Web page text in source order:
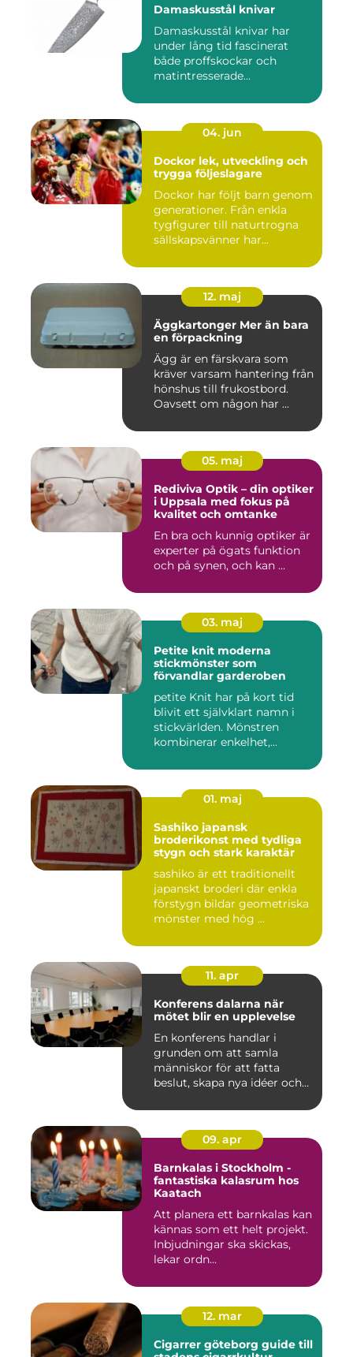
Damaskusstål knivar
Damaskusstål knivar har
under lång tid fascinerat
både proffskockar och
matintresserade
04. jun
Dockor lek, utveckling och
trygga följeslagare
Dockor har följt barn genom
generationer. Från enkla
tygfigurer till naturtrogna
sällskapsvänner har...
12. maj
Äggkartonger Mer än bara
en förpackning
Ägg är en färskvara som
kräver varsam hantering från
hönshus till frukostbord.
Oavsett om någon har ...
05. maj
Rediviva Optik – din optiker
i Uppsala med fokus på
kvalitet och omtanke
En bra och kunnig optiker är
experter på ögats funktion
och på synen, och kan ...
03. maj
Petite knit moderna
stickmönster som
förvandlar garderoben
petite Knit har på kort tid
blivit ett självklart namn i
stickvärlden. Mönstren
kombinerar enkelhet,...
01. maj
Sashiko japansk
broderikonst med tydliga
stygn och stark karaktär
sashiko är ett traditionellt
japanskt broderi där enkla
förstygn bildar geometriska
mönster med hög ...
11. apr
Konferens dalarna när
mötet blir en upplevelse
En konferens handlar i
grunden om att samla
människor för att fatta
beslut, skapa nya idéer och
09. apr
Barnkalas i Stockholm -
fantastiska kalasrum hos
Kaatach
Att planera ett barnkalas kan
kännas som ett helt projekt.
Inbjudningar ska skickas,
lekar ordn...
12. mar
Cigarrer göteborg guide till